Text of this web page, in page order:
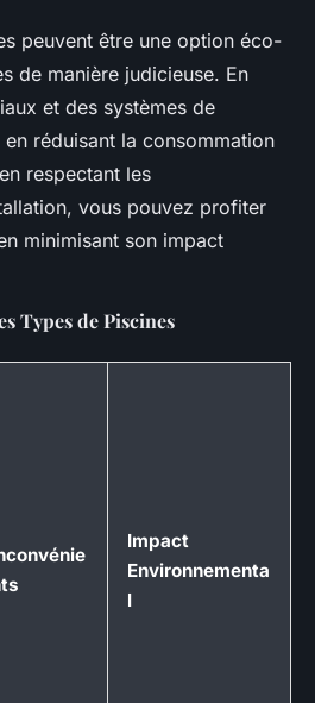
peuvent être une option éco-
de manière judicieuse. En
et des systèmes de
réduisant la consommation
respectant les
vous pouvez profiter
minimisant son impact
Types de Piscines
Impact
Environnementa
l